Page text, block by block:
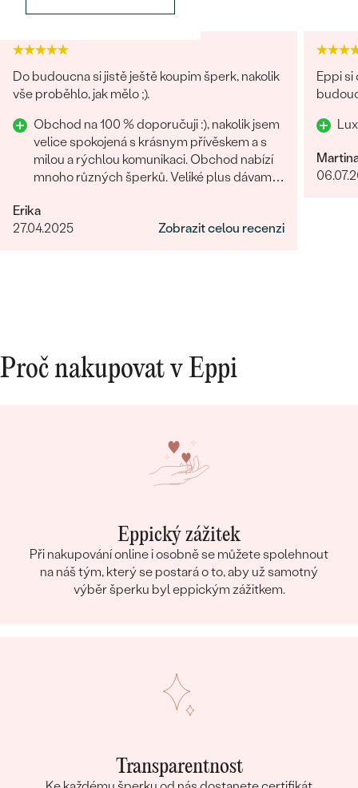
Bestsellery
OBJEVIT
Do budoucna si jistě ještě koupim šperk, nakolik
vše proběhlo, jak mělo ;).
Obchod na 100 % doporučuji :), nakolik jsem
velice spokojená s krásnym přívěskem a s
milou a rýchlou komunikaci. Obchod nabízí
mnoho různých šperků. Veliké plus dávam i
Erika
27.04.2025
Zobrazit celou recenzi
Eppi si
Proč nakupovat v Eppi
Eppický zážitek
Při nakupování online i osobně se můžete spolehnout
na náš tým, který se postará o to, aby už samotný
výběr šperku byl eppickým zážitkem.
Transparentnost